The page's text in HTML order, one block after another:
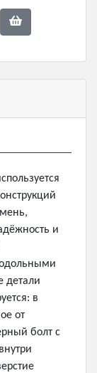
и
детали
в
от
болт с